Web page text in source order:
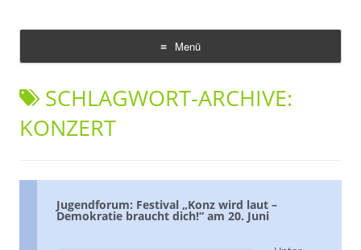
Menü
Zum
springenSCHLAGWORT-ARCHIVE:
KONZERT
Jugendforum: Festival „Konz wird laut –
Demokratie braucht dich!“ am 20. Juni